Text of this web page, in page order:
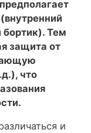
бортик). Тем
защита от
что
и